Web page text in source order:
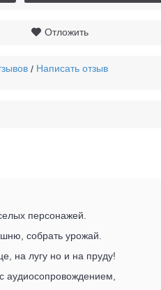
Отложить
/ Написать отзыв
персонажей.
собрать урожай.
на лугу но и на пруду!
аудиосопровождением,